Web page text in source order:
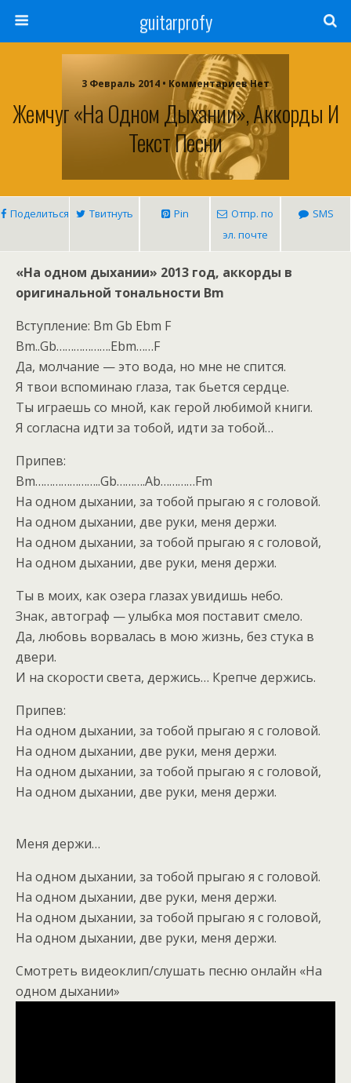
guitarprofy
3 Февраль 2014 • Комментариев Нет
Жемчуг «На Одном Дыхании», Аккорды И
Текст Песни
Поделиться Твитнуть Pin
Отпр. по
эл. почте
SMS
«На одном дыхании» 2013 год, аккорды в
оригинальной тональности Bm
Вступление: Bm Gb Ebm F
Bm..Gb……………….Ebm……F
Да, молчание — это вода, но мне не спится.
Я твои вспоминаю глаза, так бьется сердце.
Ты играешь со мной, как герой любимой книги.
Я согласна идти за тобой, идти за тобой…
Припев:
Bm…………………..Gb……….Ab…………Fm
На одном дыхании, за тобой прыгаю я с головой.
На одном дыхании, две руки, меня держи.
На одном дыхании, за тобой прыгаю я с головой,
На одном дыхании, две руки, меня держи.
Ты в моих, как озера глазах увидишь небо.
Знак, автограф — улыбка моя поставит смело.
Да, любовь ворвалась в мою жизнь, без стука в
двери.
И на скорости света, держись… Крепче держись.
Припев:
На одном дыхании, за тобой прыгаю я с головой.
На одном дыхании, две руки, меня держи.
На одном дыхании, за тобой прыгаю я с головой,
На одном дыхании, две руки, меня держи.
Меня держи…
На одном дыхании, за тобой прыгаю я с головой.
На одном дыхании, две руки, меня держи.
На одном дыхании, за тобой прыгаю я с головой,
На одном дыхании, две руки, меня держи.
Смотреть видеоклип/слушать песню онлайн «На
одном дыхании»